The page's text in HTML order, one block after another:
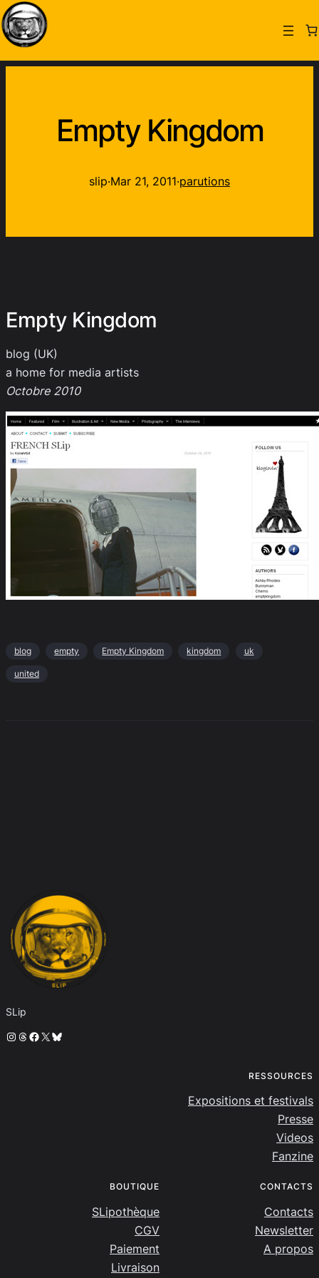
Empty Kingdom
slip·Mar 21, 2011·parutions
Empty Kingdom
blog (UK)
a home for media artists
Octobre 2010
blog empty Empty Kingdom kingdom uk
united
SLip
Instagram
Threads
Facebook
X Bluesky
RESSOURCES
Expositions et festivals
Presse
Videos
Fanzine
BOUTIQUE
SLipothèque
CGV
Paiement
Livraison
CONTACTS
Contacts
Newsletter
A propos